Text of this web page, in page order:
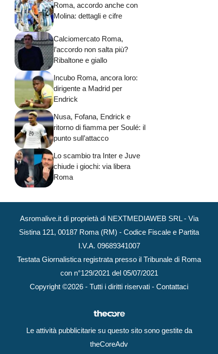
Roma, accordo anche con
Molina: dettagli e cifre
Calciomercato Roma,
l’accordo non salta più?
Ribaltone e giallo
Incubo Roma, ancora loro:
dirigente a Madrid per
Endrick
Nusa, Fofana, Endrick e
ritorno di fiamma per Soulé: il
punto sull’attacco
Lo scambio tra Inter e Juve
chiude i giochi: via libera
Roma
Asromalive.it di proprietà di NEXTMEDIAWEB SRL - Via
Sistina 121, 00187 Roma (RM) - Codice Fiscale e Partita
I.V.A. 09689341007
Testata Giornalistica registrata presso il Tribunale di Roma
con n°129/2021 del 05/07/2021
Copyright ©2026 - Tutti i diritti riservati - Contattaci
Le attività pubblicitarie su questo sito sono gestite da
theCoreAdv